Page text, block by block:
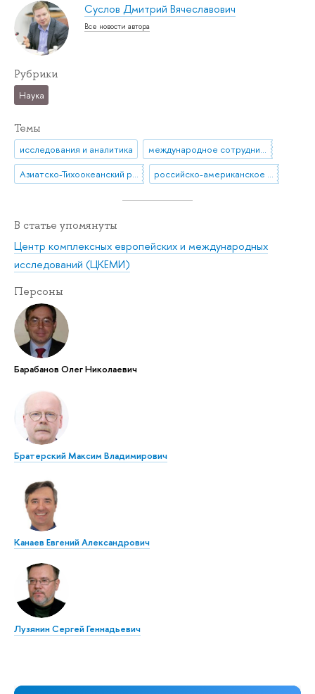
Суслов Дмитрий Вячеславович
Все новости автора
Рубрики
Наука
Темы
исследования и аналитика
международное сотрудничество
Азиатско-Тихоокеанский регион
российско-американское сотрудничество
В статье упомянуты
Центр комплексных европейских и международных
исследований (ЦКЕМИ)
Персоны
Барабанов Олег Николаевич
Братерский Максим Владимирович
Канаев Евгений Александрович
Лузянин Сергей Геннадьевич